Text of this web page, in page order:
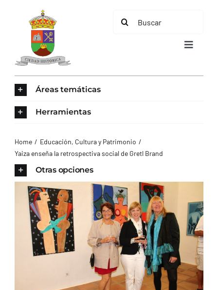
contenido
Buscar:
Toggle
AYUNTAMIENTO
TURISMO
CONTACTO
Áreas temáticas
Herramientas
Home
Educación, Cultura y Patrimonio
Yaiza enseña la retrospectiva social de Gretl Brand
Otras opciones